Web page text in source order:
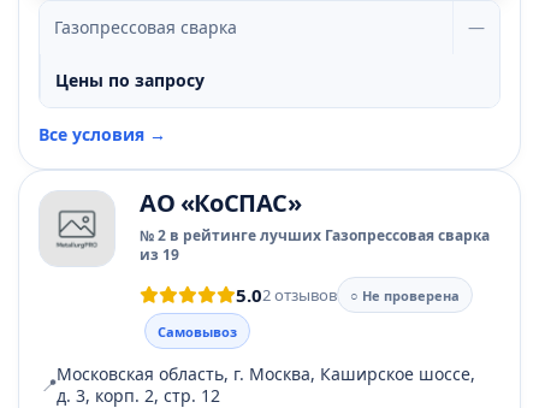
Газопрессовая сварка —
Цены по запросу
Все условия →
АО «КоСПАС»
№ 2 в рейтинге лучших Газопрессовая сварка
из 19
5.02 отзывов
○ Не проверена
Самовывоз
📍Московская область, г. Москва, Каширское шоссе,
д. 3, корп. 2, стр. 12